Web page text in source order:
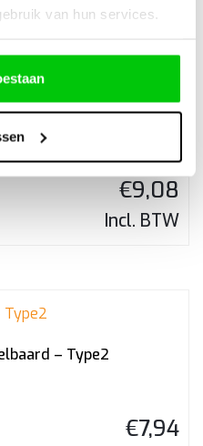
van hun services.
– Type1
€9,08
Incl. BTW
– Type2
€7,94